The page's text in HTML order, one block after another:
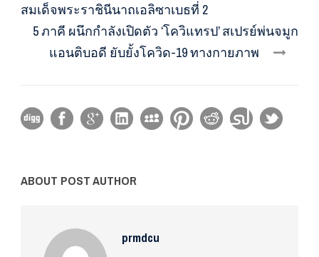
สมเด็จพระราชินีนาถเอลิซาเบธที่ 2
5 ภาคี ผนึกกำลังเปิดตัว ‘โควิแทรป’ สเปรย์พ่นจมูก
แอนติบอดี ยับยั้งโควิด-19 ทางกายภาพ
ABOUT POST AUTHOR
prmdcu